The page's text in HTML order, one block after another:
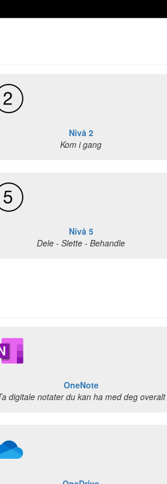
Nivå 2
Kom i gang
Nivå 5
Dele - Slette - Behandle
OneNote
digitale notater du kan ha med deg overalt